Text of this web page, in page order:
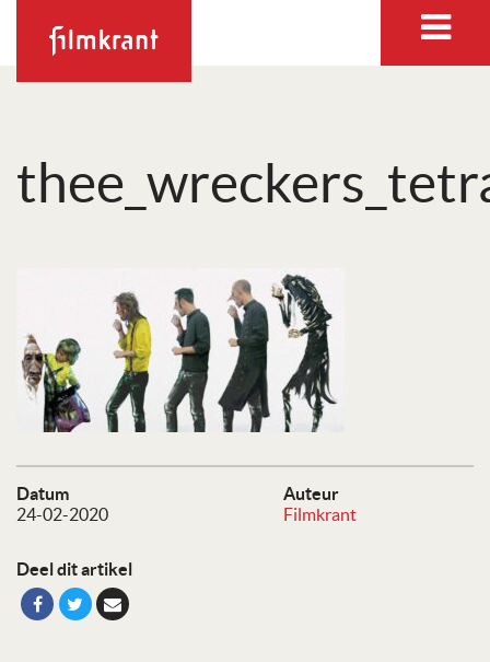
Datum
24-02-2020
Auteur
Filmkrant
Deel dit artikel